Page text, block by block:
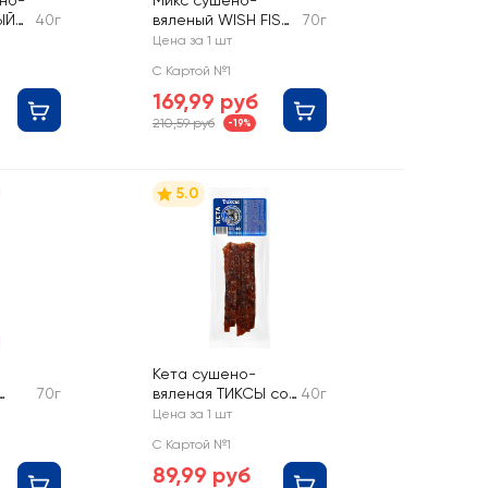
40г
вяленый WISH FISH
Анчоус и кальмар
70г
Цена за 1 шт
С Картой №1
169,99 руб
210,59 руб -19%
70г
5.0
Кета сушено-
вяленая ТИКСЫ со
вкусом копчения,
40г
Цена за 1 шт
С Картой №1
89,99 руб